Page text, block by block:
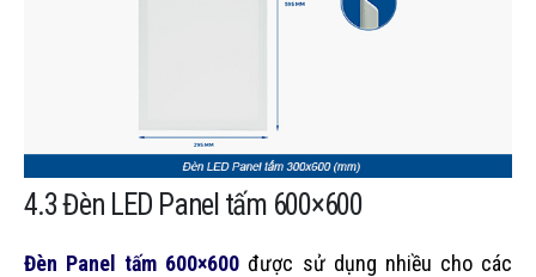
4.3 Đèn LED Panel tấm 600×600
Đèn Panel tấm 600×600 được sử dụng nhiều cho các